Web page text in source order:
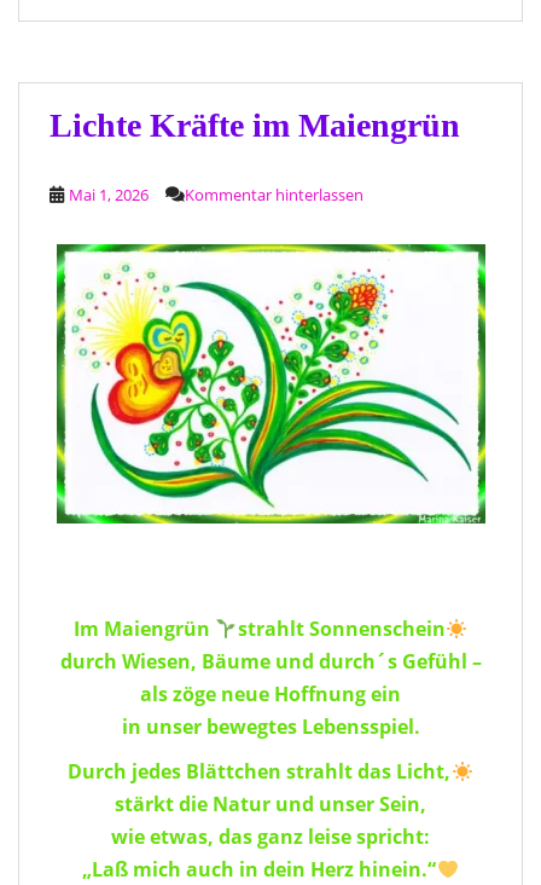
Lichte Kräfte im Maiengrün
Mai 1, 2026 Kommentar hinterlassen
Im Maiengrün
strahlt Sonnenschein
durch Wiesen, Bäume und durch´s Gefühl –
als zöge neue Hoffnung ein
in unser bewegtes Lebensspiel.
Durch jedes Blättchen strahlt das Licht,
stärkt die Natur und unser Sein,
wie etwas, das ganz leise spricht:
„Laß mich auch in dein Herz hinein.“